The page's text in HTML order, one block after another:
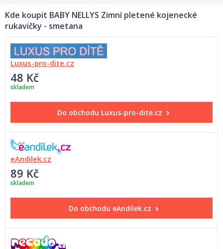
Kde koupit BABY NELLYS Zimní pletené kojenecké
rukavičky - smetana
Luxus-pro-dite.cz
48 Kč
skladem
Do obchodu Luxus-pro-dite.cz
eAndilek.cz
89 Kč
skladem
Do obchodu eAndilek.cz